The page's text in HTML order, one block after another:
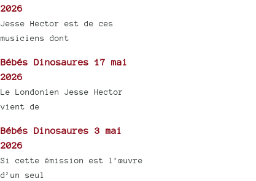
2026
Jesse Hector est de ces
musiciens dont
Bébés Dinosaures 17 mai
2026
Le Londonien Jesse Hector
vient de
Bébés Dinosaures 3 mai
2026
Si cette émission est l’œuvre
d’un seul